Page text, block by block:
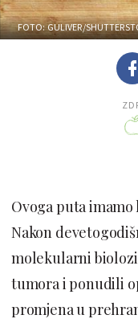
FOTO: GULIVER/
Ovoga puta
Nakon
molekularni
tumora i ponudili
promjena u